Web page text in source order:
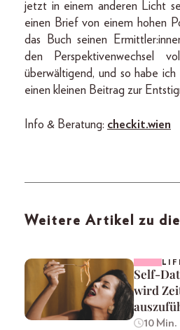
jetzt in einem anderen Licht
einen Brief von einem hohen
das Buch seinen
den Perspektivenwechsel
überwältigend, und so habe
einen kleinen Beitrag zur
Info & Beratung: checkit.wien
Weitere Artikel zu
Self-
wird
10 Min.